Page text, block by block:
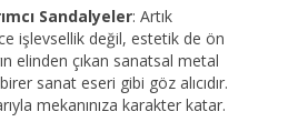
Sandalyeler: Artık
işlevsellik değil, estetik de ön
elinden çıkan sanatsal metal
sanat eseri gibi göz alıcıdır.
mekanınıza karakter katar.